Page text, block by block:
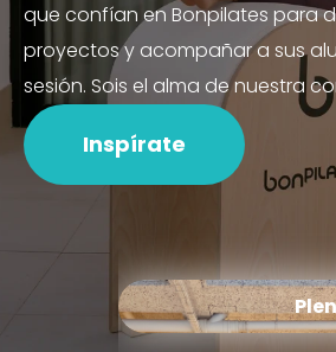
que confían en Bonpilates para
proyectos y acompañar a sus
sesión. Sois el alma de nuestra
Inspírate